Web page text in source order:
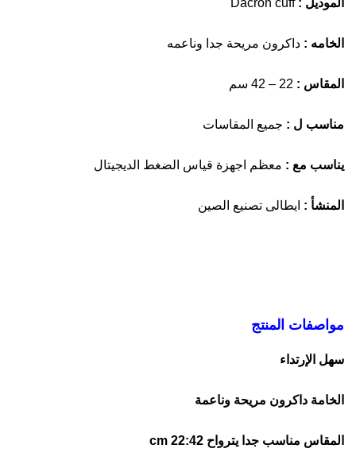
الموديل : Dacron cuff
الخامه : داكرون مريحة جدا وناعمه
المقاس :
مناسب ل : جميع المقاسات
يناسب مع : معظم اجهزة قياس الضغط الديجيتال
المنشأ : ايطالى تصنيع الصين
مواصفات المنتج
سهل الإرتداء
الخامة داكرون مريحة وناعمة
المقاس مناسب جدا يترواح 22:42 cm